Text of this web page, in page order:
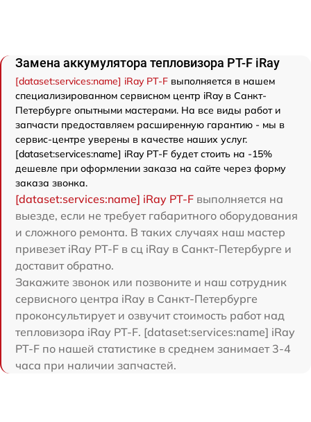
Замена аккумулятора тепловизора PT-F iRay
[dataset:services:name] iRay PT-F выполняется в нашем
специализированном сервисном центр iRay в Санкт-
Петербурге опытными мастерами. На все виды работ и
запчасти предоставляем расширенную гарантию - мы в
сервис-центре уверены в качестве наших услуг.
[dataset:services:name] iRay PT-F будет стоить на -15%
дешевле при оформлении заказа на сайте через форму
заказа звонка.
[dataset:services:name] iRay PT-F выполняется на
выезде, если не требует габаритного оборудования
и сложного ремонта. В таких случаях наш мастер
привезет iRay PT-F в сц iRay в Санкт-Петербурге и
доставит обратно.
Закажите звонок или позвоните и наш сотрудник
сервисного центра iRay в Санкт-Петербурге
проконсультирует и озвучит стоимость работ над
тепловизора iRay PT-F. [dataset:services:name] iRay
PT-F по нашей статистике в среднем занимает 3-4
часа при наличии запчастей.